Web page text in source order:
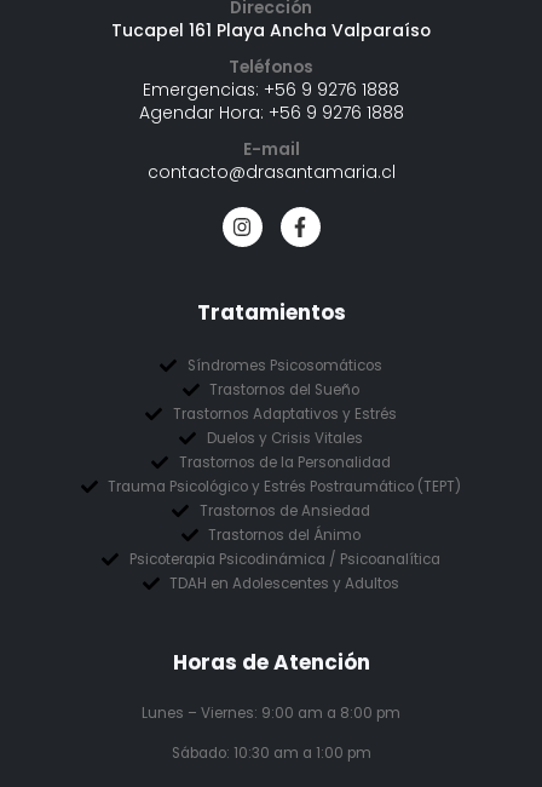
Dirección
Tucapel 161 Playa Ancha Valparaíso
Teléfonos
Emergencias: +56 9 9276 1888
Agendar Hora: +56 9 9276 1888
E-mail
contacto@drasantamaria.cl
Tratamientos
Síndromes Psicosomáticos
Trastornos del Sueño
Trastornos Adaptativos y Estrés
Duelos y Crisis Vitales
Trastornos de la Personalidad
Trauma Psicológico y Estrés Postraumático (TEPT)
Trastornos de Ansiedad
Trastornos del Ánimo
Psicoterapia Psicodinámica / Psicoanalítica
TDAH en Adolescentes y Adultos
Horas de Atención
Lunes – Viernes: 9:00 am a 8:00 pm
Sábado: 10:30 am a 1:00 pm